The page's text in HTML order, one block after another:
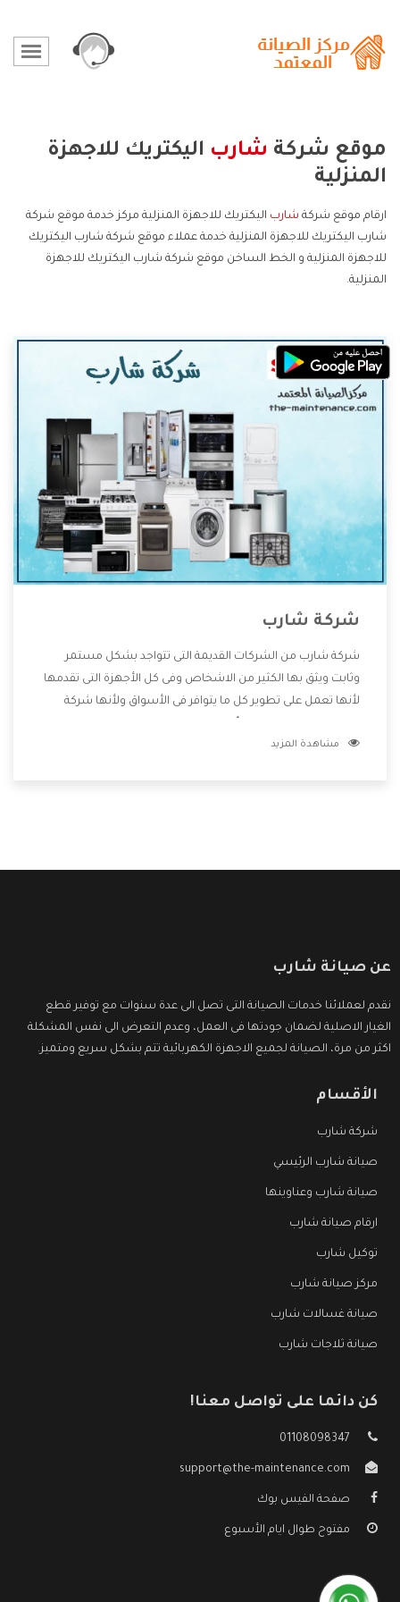
موقع شركة شارب اليكتريك للاجهزة
المنزلية
ارقام موقع شركة شارب اليكتريك للاجهزة المنزلية مركز خدمة موقع شركة
شارب اليكتريك للاجهزة المنزلية خدمة عملاء موقع شركة شارب اليكتريك
للاجهزة المنزلية و الخط الساخن موقع شركة شارب اليكتريك للاجهزة
المنزلية.
شركة شارب
شركة شارب من الشركات القديمة التى تتواجد بشكل مستمر
وثابت ويثق بها الكثير من الاشخاص وفى كل الأجهزة التى تقدمها
لأنها تعمل على تطوير كل ما يتوافر فى الأسواق ولأنها شركة
وتقدم للعملاء أقوى العروض والخصومات التى تسهل على
مشاهدة المزيد
عن صيانة شارب
نقدم لعملائنا خدمات الصيانة التى تصل الى عدة سنوات مع توفير قطع
الغيار الاصلية لضمان جودتها فى العمل، وعدم التعرض الى نفس المشكلة
اكثر من مرة، الصيانة لجميع الاجهزة الكهربائية تتم بشكل سريع ومتميز.
الأقسام
شركة شارب
صيانة شارب الرئيسي
صيانة شارب وعناوينها
ارقام صيانة شارب
توكيل شارب
مركز صيانة شارب
صيانة غسالات شارب
صيانة ثلاجات شارب
كن دائما على تواصل معنا!
01108098347
support@the-maintenance.com
صفحة الفيس بوك
مفتوح طوال ايام الأسبوع